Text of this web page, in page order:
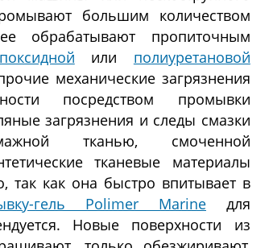
большим количеством
обрабатывают пропиточным
или полиуретановой
механические загрязнения
посредством промывки
загрязнения и следы смазки
тканью, смоченной
тканевые материалы
так как она быстро впитывает в
гель Polimer Marineдля
Новые поверхности из